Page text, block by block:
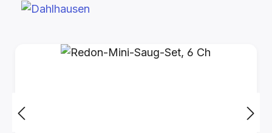
Bildergalerie überspringen